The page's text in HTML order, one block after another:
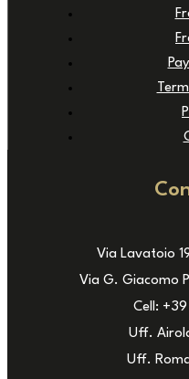
Via Lavatoio
Via G. Giacomo
Cell:
Uff.
Uff.